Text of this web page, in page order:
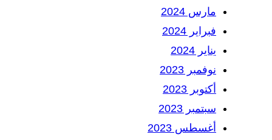
مارس 2024
فبراير 2024
يناير 2024
نوفمبر 2023
أكتوبر 2023
سبتمبر 2023
أغسطس 2023